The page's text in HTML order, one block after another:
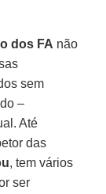
dos FA não
sem
–
Até
das
, tem vários
ser